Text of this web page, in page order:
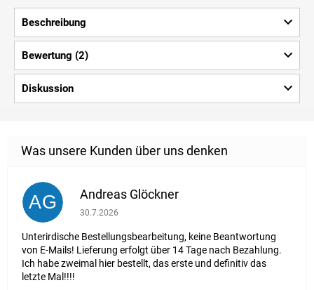
Beschreibung
Bewertung (2)
Diskussion
AG Andreas Glöckner
Die Shop-Bewertung beträgt 1 von 5 Sternen.
30.7.2026
Unterirdische Bestellungsbearbeitung, keine Beantwortung
von E-Mails! Lieferung erfolgt über 14 Tage nach Bezahlung.
Ich habe zweimal hier bestellt, das erste und definitiv das
letzte Mal!!!!